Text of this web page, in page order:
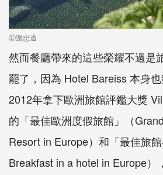
Ⓒ謝忠道
然而餐廳帶來的這些榮耀不過是
罷了，因為 Hotel Bareiss 本身
2012年拿下歐洲旅館評鑑大獎
的「最佳歐洲度假旅館」（
Resort in Europe）和「最佳旅
Breakfast in a hotel in Europe）